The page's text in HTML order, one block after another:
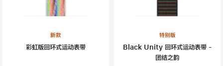
新款
彩虹版回环式运动表带
特别版
Black Unity 回环式运动表带 -
团结之韵